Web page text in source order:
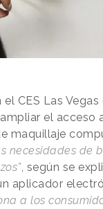
CES Las Vegas
el acceso
maquillaje
necesidades de
, según se
aplicador
a los